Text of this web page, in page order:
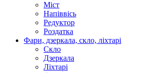
Міст
Напіввісь
Редуктор
Роздатка
Фари, дзеркала, скло, ліхтарі
Cкло
Дзеркала
Ліхтарі